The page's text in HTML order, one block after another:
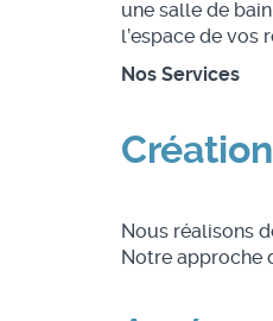
une salle de
l’espace de vos
Nos Services
Nous réalisons
Notre approche